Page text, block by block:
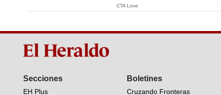
CTA Love
Secciones
EH Plus
Boletines
Cruzando Fronteras